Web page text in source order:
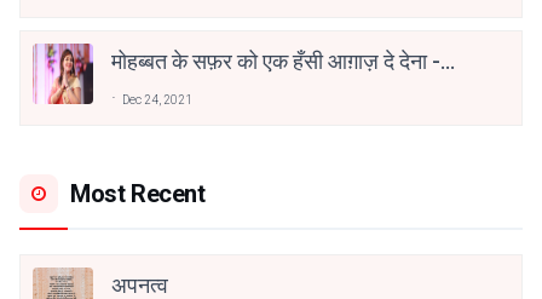
मोहब्बत के सफ़र को एक हँसी आग़ाज़ दे देना -
Dec 24, 2021
Most Recent
अपनत्व